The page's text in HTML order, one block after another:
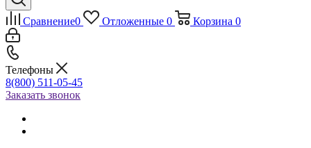
Сравнение0 Отложенные 0 Корзина 0
Телефоны
8(800) 511-05-45
Заказать звонок